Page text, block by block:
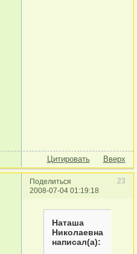
Цитировать Вверх
Поделиться
23
2008-07-04 01:19:18
Наташа
Николаевна
написал(а):